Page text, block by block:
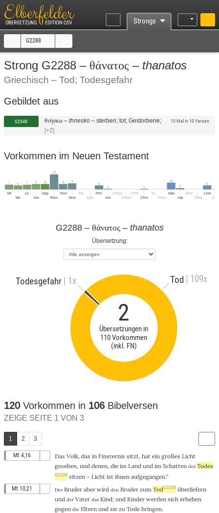
Strongs
G2288
Strong G2288 – θάνατος– thanatos
Griechisch – Tod; Todesgefahr
Gebildet aus
G2348 θνήσκω –thnesko – sterben; tot; Gestorbene;
[+2]
10 Mal in 10 Versen
Vorkommen im Neuen Testament
7
Mt
6
Mk
7
Lk
8
Joh
8
Apg
22
Röm
8
1Kor
9
2Kor
Gal
Eph
6
Phil
1
Kol
1Thes
2Thes
1Tim
1
2Tim
Tit
Phlm
10
Heb
2
Jak
1Pet
2Pet
6
1Joh
G2288 – θάνατος– thanatos
Übersetzung:
2
Übersetzungen in
110 Vorkommen
(inkl. FN)
Tod | 109x
Todesgefahr | 1x
120Vorkommen in 106Bibelversen
ZEIGE SEITE 1 VON 3
1 2 3
Mt 4,16 Das Volk, das in Finsternis sitzt, hat ein großes Licht
gesehen, und denen, die im Land und im Schatten des Todes
G2288 sitzen– Lichtist ihnen aufgegangen.“
Mt 10,21 Der Bruder aberwird den Bruder zum TodG2288 überliefern
und der Vater das Kind; und Kinderwerden sich erheben
gegen die Eltern und sie zu Tode bringen.